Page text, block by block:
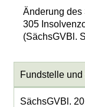
Änderung des
305
(SächsGVBl.
Fundstelle
SächsGVBl.